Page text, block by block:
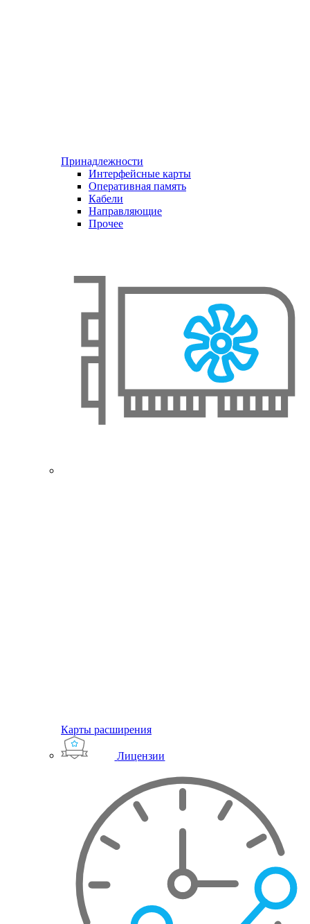
Принадлежности
Интерфейсные карты
Оперативная память
Кабели
Направляющие
Прочее
Карты расширения
Лицензии